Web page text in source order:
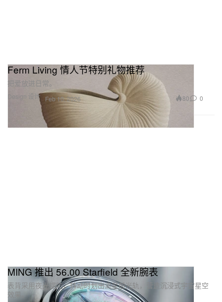
Design 设计
Ferm Living 情人节特别礼物推荐
把爱放进日常。
Feb 10, 2026 80 0
MING 推出 56.00 Starfield 全新腕表
表背采用夜光摆陀，转动时划出流星般光轨，营造沉浸式宇宙星空
效果。